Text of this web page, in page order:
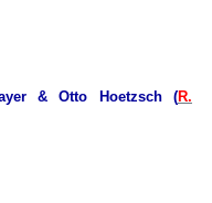
& Otto Hoetzsch (R.